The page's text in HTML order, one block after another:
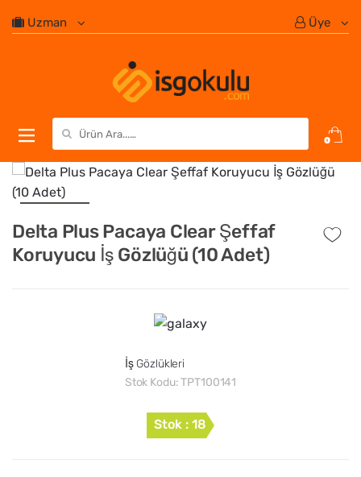
Uzman Üye
Search for:
0
Delta Plus Pacaya Clear Şeffaf
Koruyucu İş Gözlüğü (10 Adet)
İş Gözlükleri
Stok Kodu:TPT100141
Stok : 18